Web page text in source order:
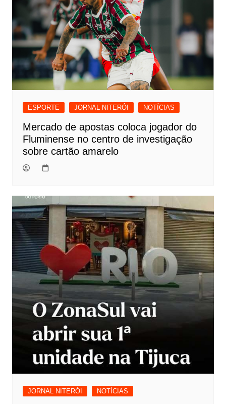
ESPORTE JORNAL NITERÓI NOTÍCIAS
Mercado de apostas coloca jogador do
Fluminense no centro de investigação
sobre cartão amarelo
JORNAL NITERÓI NOTÍCIAS